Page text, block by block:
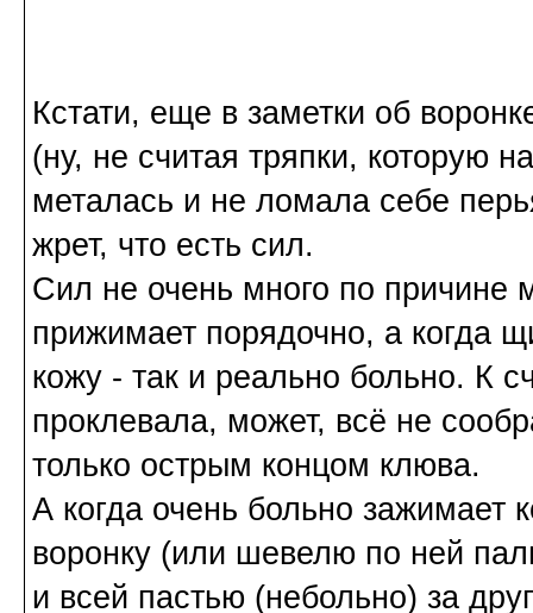
Кстати, еще в заметки об
(ну, не считая тряпки, которую
металась и не ломала себе
жрет, что есть сил.
Сил не очень много по причине
прижимает порядочно, а когда
кожу - так и реально больно. К
проклевала, может, всё не
только острым концом клюва.
А когда очень больно зажимает
воронку (или шевелю по ней
и всей пастью (небольно) за